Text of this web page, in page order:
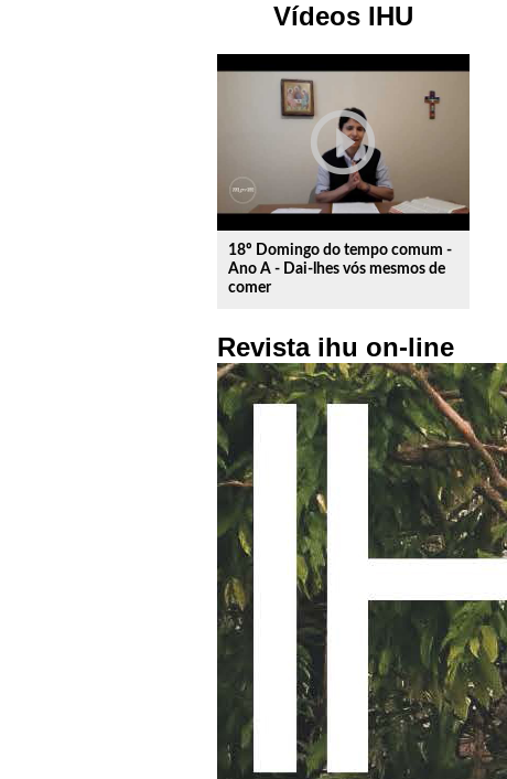
Vídeos IHU
play_circle_outline
18º Domingo do tempo comum -
Ano A - Dai-lhes vós mesmos de
comer
Revista ihu on-line